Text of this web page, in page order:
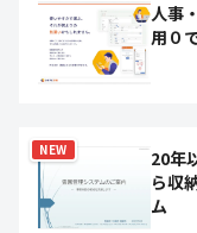
人事
用０
NEW
20年
ら収
ム